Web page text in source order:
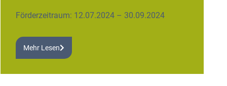
Förderzeitraum: 12.07.2024 – 30.09.2024
Mehr Lesen